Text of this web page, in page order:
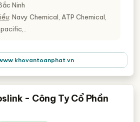
Ninh
: Navy Chemical, ATP Chemical,
- Công Ty Cổ Phần